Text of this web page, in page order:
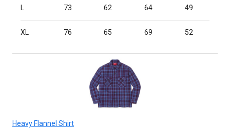
L 73 62 64 49
XL 76 65 69 52
Heavy Flannel Shirt